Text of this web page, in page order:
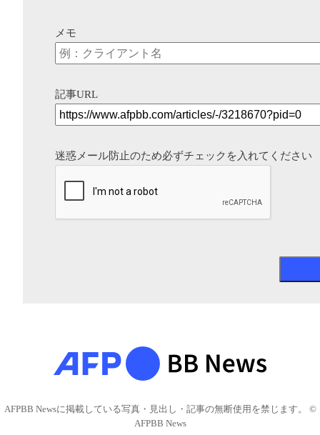
メモ
記事URL
迷惑メール防止のため必ずチェックを入れてください
AFPBB Newsに掲載している写真・見出し・記事の無断使用を禁じます。 ©
AFPBB News